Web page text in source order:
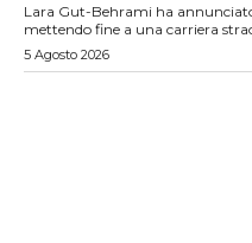
Lara Gut-Behrami ha
mettendo fine a una carriera
5 Agosto 2026